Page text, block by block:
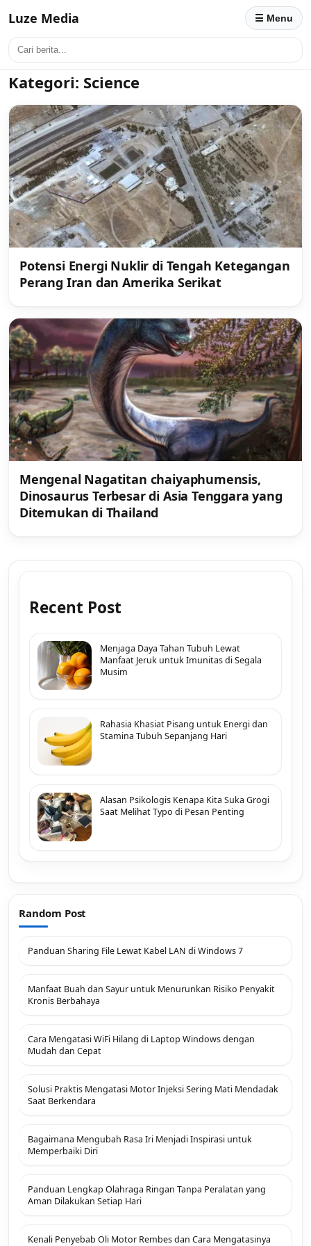
Luze Media ☰ Menu
Kategori: Science
Potensi Energi Nuklir di Tengah Ketegangan
Perang Iran dan Amerika Serikat
Mengenal Nagatitan chaiyaphumensis,
Dinosaurus Terbesar di Asia Tenggara yang
Ditemukan di Thailand
Recent Post
Menjaga Daya Tahan Tubuh Lewat
Manfaat Jeruk untuk Imunitas di Segala
Musim
Rahasia Khasiat Pisang untuk Energi dan
Stamina Tubuh Sepanjang Hari
Alasan Psikologis Kenapa Kita Suka Grogi
Saat Melihat Typo di Pesan Penting
Random Post
Panduan Sharing File Lewat Kabel LAN di Windows 7
Manfaat Buah dan Sayur untuk Menurunkan Risiko Penyakit
Kronis Berbahaya
Cara Mengatasi WiFi Hilang di Laptop Windows dengan
Mudah dan Cepat
Solusi Praktis Mengatasi Motor Injeksi Sering Mati Mendadak
Saat Berkendara
Bagaimana Mengubah Rasa Iri Menjadi Inspirasi untuk
Memperbaiki Diri
Panduan Lengkap Olahraga Ringan Tanpa Peralatan yang
Aman Dilakukan Setiap Hari
Kenali Penyebab Oli Motor Rembes dan Cara Mengatasinya